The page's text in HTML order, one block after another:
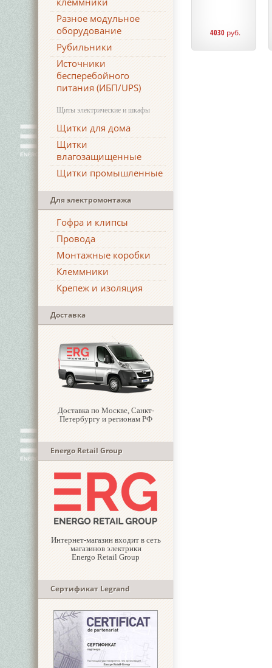
Разное модульное
оборудование
Рубильники
Источники
бесперебойного
питания (ИБП/UPS)
Щиты электрические и шкафы
Щитки для дома
Щитки
влагозащищенные
Щитки промышленные
Для электромонтажа
Гофра и клипсы
Провода
Монтажные коробки
Клеммники
Крепеж и изоляция
Доставка
Доставка по Москве, Санкт-
Петербургу и регионам РФ
Energo Retail Group
Интернет-магазин входит в сеть
магазинов электрики
Energo Retail Group
Сертификат Legrand
4030 руб.